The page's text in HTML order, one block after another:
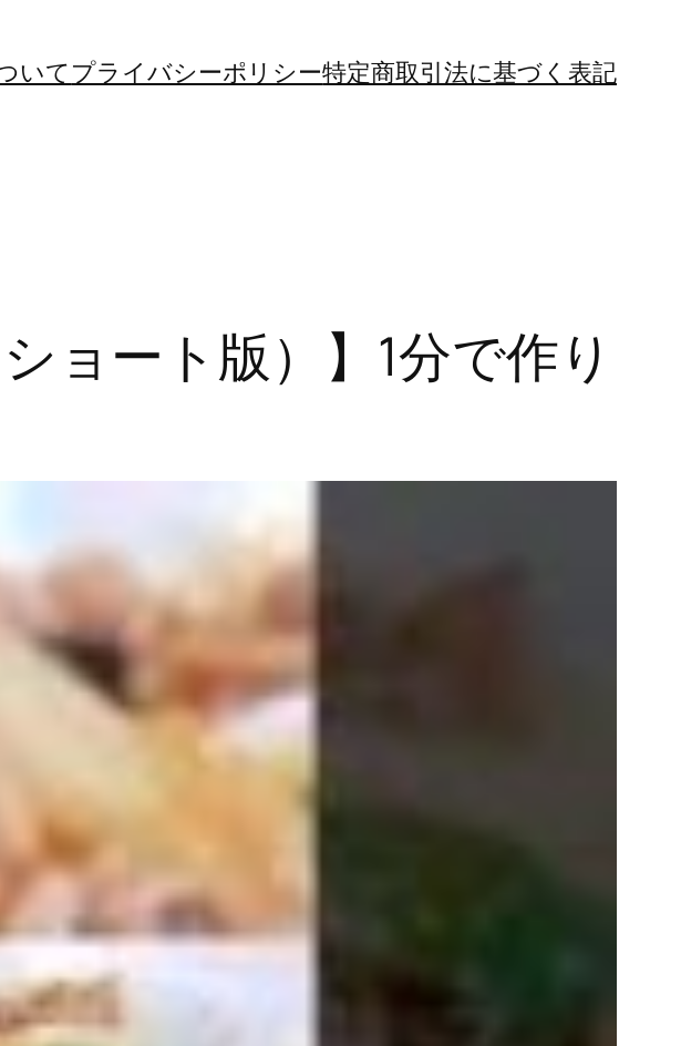
いてプライバシーポリシー特定商取引法に基づく表記
ョート版）】1分で作り